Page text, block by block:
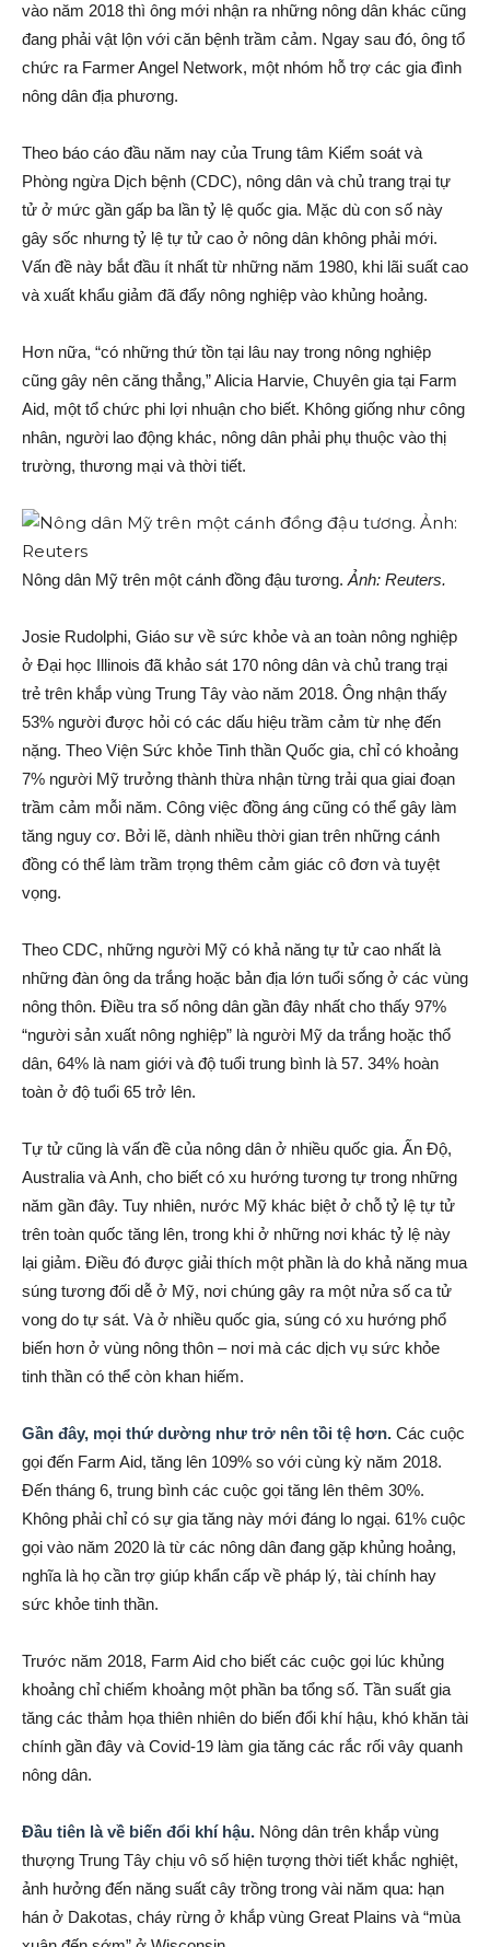
vào năm 2018 thì ông mới nhận ra những nông dân khác cũng
đang phải vật lộn với căn bệnh trầm cảm. Ngay sau đó, ông tổ
chức ra Farmer Angel Network, một nhóm hỗ trợ các gia đình
nông dân địa phương.
Theo báo cáo đầu năm nay của Trung tâm Kiểm soát và
Phòng ngừa Dịch bệnh (CDC), nông dân và chủ trang trại tự
tử ở mức gần gấp ba lần tỷ lệ quốc gia. Mặc dù con số này
gây sốc nhưng tỷ lệ tự tử cao ở nông dân không phải mới.
Vấn đề này bắt đầu ít nhất từ những năm 1980, khi lãi suất cao
và xuất khẩu giảm đã đẩy nông nghiệp vào khủng hoảng.
Hơn nữa, “có những thứ tồn tại lâu nay trong nông nghiệp
cũng gây nên căng thẳng,” Alicia Harvie, Chuyên gia tại Farm
Aid, một tổ chức phi lợi nhuận cho biết. Không giống như công
nhân, người lao động khác, nông dân phải phụ thuộc vào thị
trường, thương mại và thời tiết.
Nông dân Mỹ trên một cánh đồng đậu tương. Ảnh: Reuters.
Josie Rudolphi, Giáo sư về sức khỏe và an toàn nông nghiệp
ở Đại học Illinois đã khảo sát 170 nông dân và chủ trang trại
trẻ trên khắp vùng Trung Tây vào năm 2018. Ông nhận thấy
53% người được hỏi có các dấu hiệu trầm cảm từ nhẹ đến
nặng. Theo Viện Sức khỏe Tinh thần Quốc gia, chỉ có khoảng
7% người Mỹ trưởng thành thừa nhận từng trải qua giai đoạn
trầm cảm mỗi năm. Công việc đồng áng cũng có thể gây làm
tăng nguy cơ. Bởi lẽ, dành nhiều thời gian trên những cánh
đồng có thể làm trầm trọng thêm cảm giác cô đơn và tuyệt
vọng.
Theo CDC, những người Mỹ có khả năng tự tử cao nhất là
những đàn ông da trắng hoặc bản địa lớn tuổi sống ở các vùng
nông thôn. Điều tra số nông dân gần đây nhất cho thấy 97%
“người sản xuất nông nghiệp” là người Mỹ da trắng hoặc thổ
dân, 64% là nam giới và độ tuổi trung bình là 57. 34% hoàn
toàn ở độ tuổi 65 trở lên.
Tự tử cũng là vấn đề của nông dân ở nhiều quốc gia. Ấn Độ,
Australia và Anh, cho biết có xu hướng tương tự trong những
năm gần đây. Tuy nhiên, nước Mỹ khác biệt ở chỗ tỷ lệ tự tử
trên toàn quốc tăng lên, trong khi ở những nơi khác tỷ lệ này
lại giảm. Điều đó được giải thích một phần là do khả năng mua
súng tương đối dễ ở Mỹ, nơi chúng gây ra một nửa số ca tử
vong do tự sát. Và ở nhiều quốc gia, súng có xu hướng phổ
biến hơn ở vùng nông thôn – nơi mà các dịch vụ sức khỏe
tinh thần có thể còn khan hiếm.
Gần đây, mọi thứ dường như trở nên tồi tệ hơn. Các cuộc
gọi đến Farm Aid, tăng lên 109% so với cùng kỳ năm 2018.
Đến tháng 6, trung bình các cuộc gọi tăng lên thêm 30%.
Không phải chỉ có sự gia tăng này mới đáng lo ngại. 61% cuộc
gọi vào năm 2020 là từ các nông dân đang gặp khủng hoảng,
nghĩa là họ cần trợ giúp khẩn cấp về pháp lý, tài chính hay
sức khỏe tinh thần.
Trước năm 2018, Farm Aid cho biết các cuộc gọi lúc khủng
khoảng chỉ chiếm khoảng một phần ba tổng số. Tần suất gia
tăng các thảm họa thiên nhiên do biến đổi khí hậu, khó khăn tài
chính gần đây và Covid-19 làm gia tăng các rắc rối vây quanh
nông dân.
Đầu tiên là về biến đổi khí hậu. Nông dân trên khắp vùng
thượng Trung Tây chịu vô số hiện tượng thời tiết khắc nghiệt,
ảnh hưởng đến năng suất cây trồng trong vài năm qua: hạn
hán ở Dakotas, cháy rừng ở khắp vùng Great Plains và “mùa